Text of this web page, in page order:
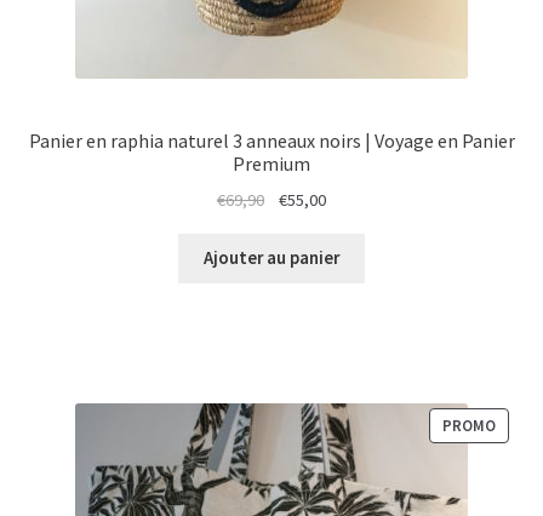
Panier en raphia naturel 3 anneaux noirs | Voyage en Panier
Premium
€69,90
Le
initial
€55,00Le
actuel
Ajouter au panier
PROMO
EN